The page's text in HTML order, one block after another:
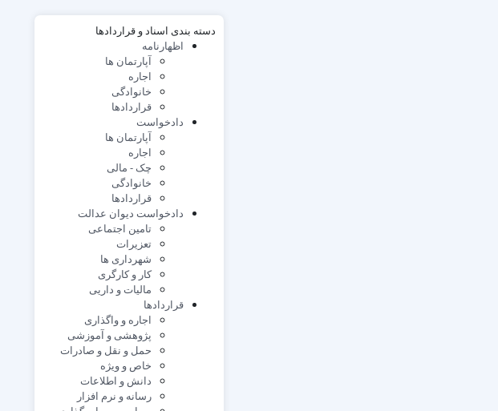
دسته بندی اسناد و قراردادها
اظهارنامه
آپارتمان ها
اجاره
خانوادگی
قراردادها
دادخواست
آپارتمان ها
اجاره
چک - مالی
خانوادگی
قراردادها
دادخواست دیوان عدالت
تامین اجتماعی
تعزیرات
شهرداری ها
کار و کارگری
مالیات و داریی
قراردادها
اجاره و واگذاری
پژوهشی و آموزشی
حمل و نقل و صادرات
خاص و ویژه
دانش و اطلاعات
رسانه و نرم افزار